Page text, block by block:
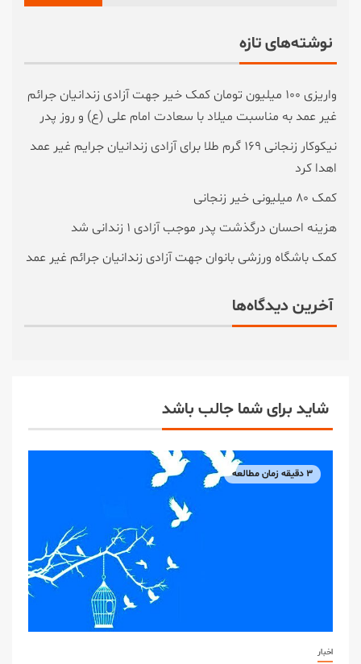
نوشته‌های تازه
واریزی ۱۰۰ میلیون تومان کمک خیر جهت آزادی زندانیان جرائم
غیر عمد به مناسبت میلاد با سعادت امام علی (ع) و روز پدر
نیکوکار زنجانی ۱۶۹ گرم طلا برای آزادی زندانیان جرایم غیر عمد
اهدا کرد
کمک ۸۰ میلیونی خیر زنجانی
هزینه احسان درگذشت پدر موجب آزادی ۱ زندانی شد
کمک باشگاه ورزشی بانوان جهت آزادی زندانیان جرائم غیر عمد
آخرین دیدگاه‌ها
شاید برای شما جالب باشد
۳ دقیقه زمان مطالعه
اخبار